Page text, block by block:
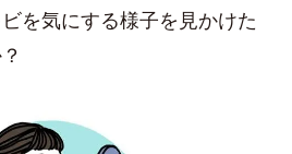
を気にする様子を見かけた